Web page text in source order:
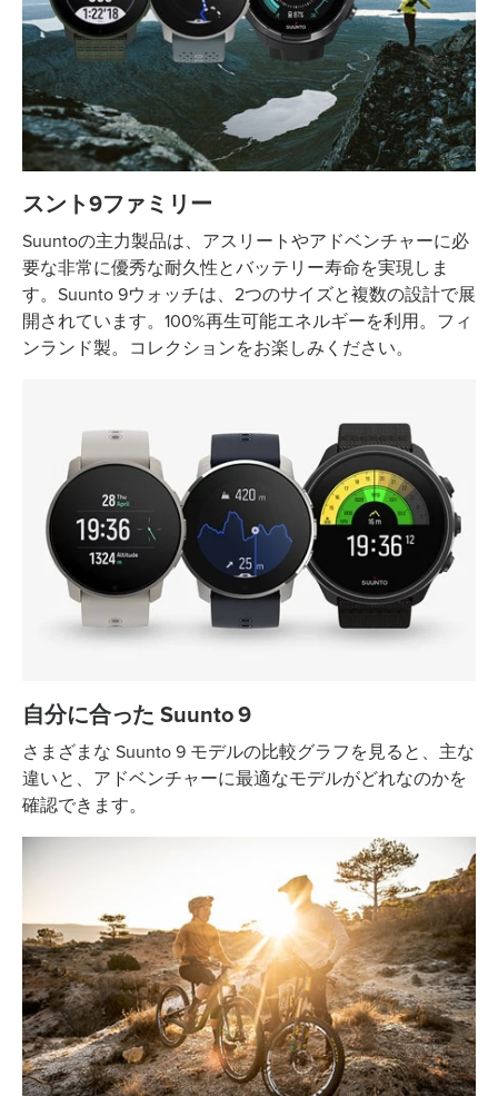
スント9ファミリー
Suuntoの主力製品は、アスリートやアドベンチャーに必
要な非常に優秀な耐久性とバッテリー寿命を実現しま
す。Suunto 9ウォッチは、2つのサイズと複数の設計で展
開されています。100%再生可能エネルギーを利用。フィ
ンランド製。コレクションをお楽しみください。
自分に合った Suunto 9
さまざまな Suunto 9 モデルの比較グラフを見ると、主な
違いと、アドベンチャーに最適なモデルがどれなのかを
確認できます。